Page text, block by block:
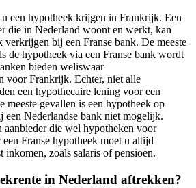
een hypotheek krijgen in Frankrijk. Een
die in Nederland woont en werkt, kan
verkrijgen bij een Franse bank. De meeste
de hypotheek via een Franse bank wordt
bieden weliswaar
voor Frankrijk. Echter, niet alle
een hypothecaire lening voor een
meeste gevallen is een hypotheek op
een Nederlandse bank niet mogelijk.
aanbieder die wel hypotheken voor
Franse hypotheek moet u altijd
inkomen, zoals salaris of pensioen.
in Nederland aftrekken?